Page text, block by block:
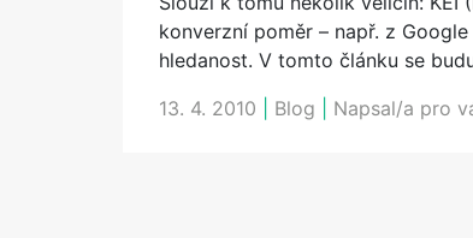
konverzní poměr – např. z
hledanost. V tomto článku se
13. 4. 2010
Blog Napsal/a pro